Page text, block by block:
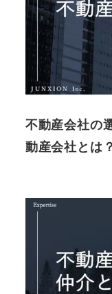
不動産会社の
動産会社とは？